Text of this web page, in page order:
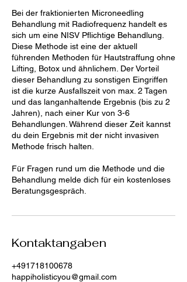
Bei der fraktionierten Microneedling
Behandlung mit Radiofrequenz handelt es
sich um eine NISV Pflichtige Behandlung.
Diese Methode ist eine der aktuell
führenden Methoden für Hautstraffung ohne
Lifting, Botox und ähnlichem. Der Vorteil
dieser Behandlung zu sonstigen Eingriffen
ist die kurze Ausfallszeit von max. 2 Tagen
und das langanhaltende Ergebnis (bis zu 2
Jahren), nach einer Kur von 3-6
Behandlungen. Während dieser Zeit kannst
du dein Ergebnis mit der nicht invasiven
Methode frisch halten.
Für Fragen rund um die Methode und die
Behandlung melde dich für ein kostenloses
Beratungsgespräch.
Kontaktangaben
+491718100678
happiholisticyou@gmail.com